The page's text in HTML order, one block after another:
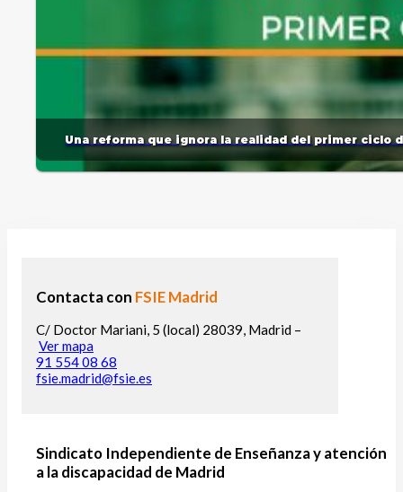
Una reforma que ignora la realidad del primer ciclo
Contacta con FSIE Madrid
C/ Doctor Mariani, 5 (local) 28039, Madrid –
Ver mapa
91 554 08 68
fsie.madrid@fsie.es
Sindicato Independiente de Enseñanza y atención
a la discapacidad de Madrid